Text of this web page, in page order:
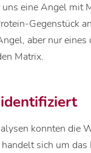
uns eine Angel mit
Gegenstück
aber nur
Matrix.
konnten die
sich um